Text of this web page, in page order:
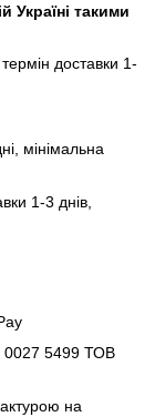
Україні такими
доставки 1-
мінімальна
1-3 днів,
0027 5499 ТОВ
на